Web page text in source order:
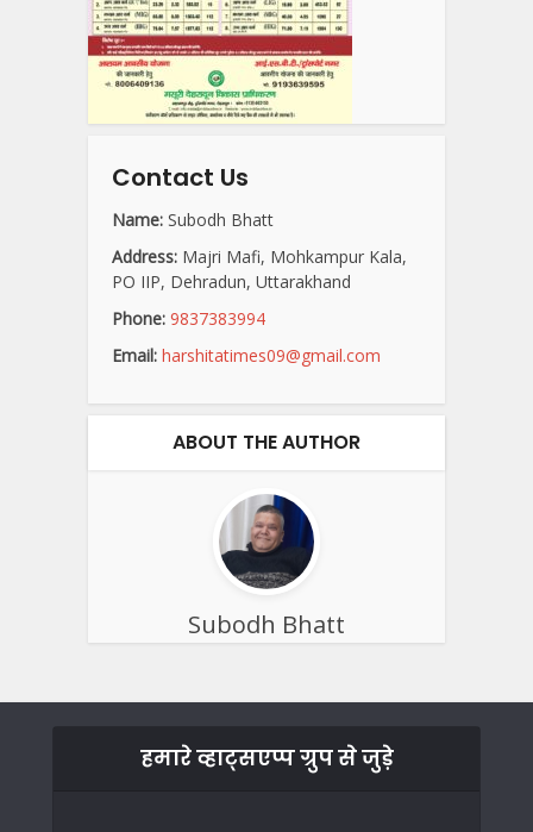
Contact Us
Name: Subodh Bhatt
Address: Majri Mafi, Mohkampur Kala,
PO IIP, Dehradun, Uttarakhand
Phone: 9837383994
Email: harshitatimes09@gmail.com
ABOUT THE AUTHOR
Subodh Bhatt
हमारे व्हाट्सएप्प ग्रुप से जुड़े